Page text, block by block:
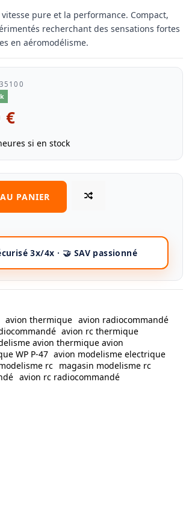
pure et la performance. Compact,
recherchant des sensations fortes
en aéromodélisme.
€
si en stock
PANIER
avion thermique avion radiocommandé
avion rc thermique
avion thermique avion
WP P-47 avion modelisme electrique
rc magasin modelisme rc
avion rc radiocommandé